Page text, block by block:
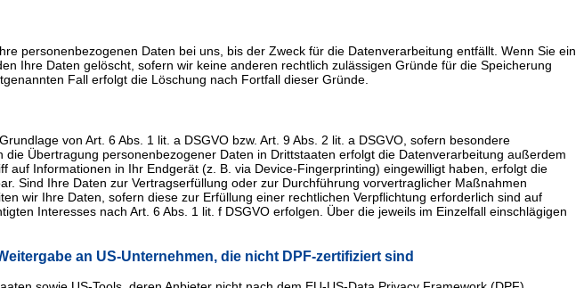
personenbezogenen Daten bei uns, bis der Zweck für die Datenverarbeitung entfällt. Wenn Sie ein
Ihre Daten gelöscht, sofern wir keine anderen rechtlich zulässigen Gründe für die Speicherung
Fall erfolgt die Löschung nach Fortfall dieser Gründe.
von Art. 6 Abs. 1 lit. a DSGVO bzw. Art. 9 Abs. 2 lit. a DSGVO, sofern besondere
Übertragung personenbezogener Daten in Drittstaaten erfolgt die Datenverarbeitung außerdem
Informationen in Ihr Endgerät (z. B. via Device-Fingerprinting) eingewilligt haben, erfolgt die
Sind Ihre Daten zur Vertragserfüllung oder zur Durchführung vorvertraglicher Maßnahmen
wir Ihre Daten, sofern diese zur Erfüllung einer rechtlichen Verpflichtung erforderlich sind auf
Interesses nach Art. 6 Abs. 1 lit. f DSGVO erfolgen. Über die jeweils im Einzelfall einschlägigen
an US-Unternehmen, die nicht DPF-zertifiziert sind